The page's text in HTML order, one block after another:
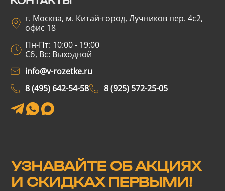
г. Москва, м. Китай-город, Лучников пер. 4с2,
офис 18
Пн-Пт: 10:00 - 19:00
Сб, Вс: Выходной
info@v-rozetke.ru
8 (495) 642-54-58
8 (925) 572-25-05
УЗНАВАЙТЕ ОБ АКЦИЯХ
И СКИДКАХ ПЕРВЫМИ!